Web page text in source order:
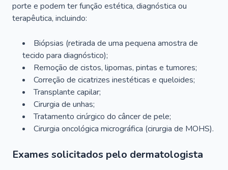
porte e podem ter função estética, diagnóstica ou
terapêutica, incluindo:
Biópsias (retirada de uma pequena amostra de
tecido para diagnóstico);
Remoção de cistos, lipomas, pintas e tumores;
Correção de cicatrizes inestéticas e queloides;
Transplante capilar;
Cirurgia de unhas;
Tratamento cirúrgico do câncer de pele;
Cirurgia oncológica micrográfica (cirurgia de MOHS).
Exames solicitados pelo dermatologista